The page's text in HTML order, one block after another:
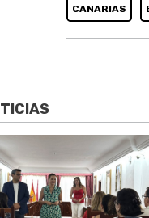
CANARIAS